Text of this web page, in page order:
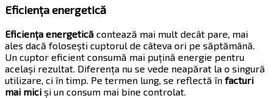
Eficiența energetică
Eficiența energetică contează mai mult decât pare, mai
ales dacă folosești cuptorul de câteva ori pe săptămână.
Un cuptor eficient consumă mai puțină energie pentru
același rezultat. Diferența nu se vede neapărat la o singură
utilizare, ci în timp. Pe termen lung, se reflectă în facturi
mai mici și un consum mai bine controlat.